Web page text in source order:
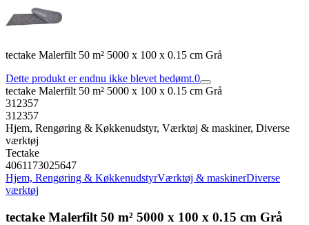
tectake Malerfilt 50 m² 5000 x 100 x 0.15 cm Grå
Dette produkt er endnu ikke blevet bedømt.0
tectake Malerfilt 50 m² 5000 x 100 x 0.15 cm Grå
312357
312357
Hjem, Rengøring & Køkkenudstyr, Værktøj & maskiner, Diverse
værktøj
Tectake
4061173025647
Hjem, Rengøring & KøkkenudstyrVærktøj & maskinerDiverse
værktøj
tectake Malerfilt 50 m² 5000 x 100 x 0.15 cm Grå